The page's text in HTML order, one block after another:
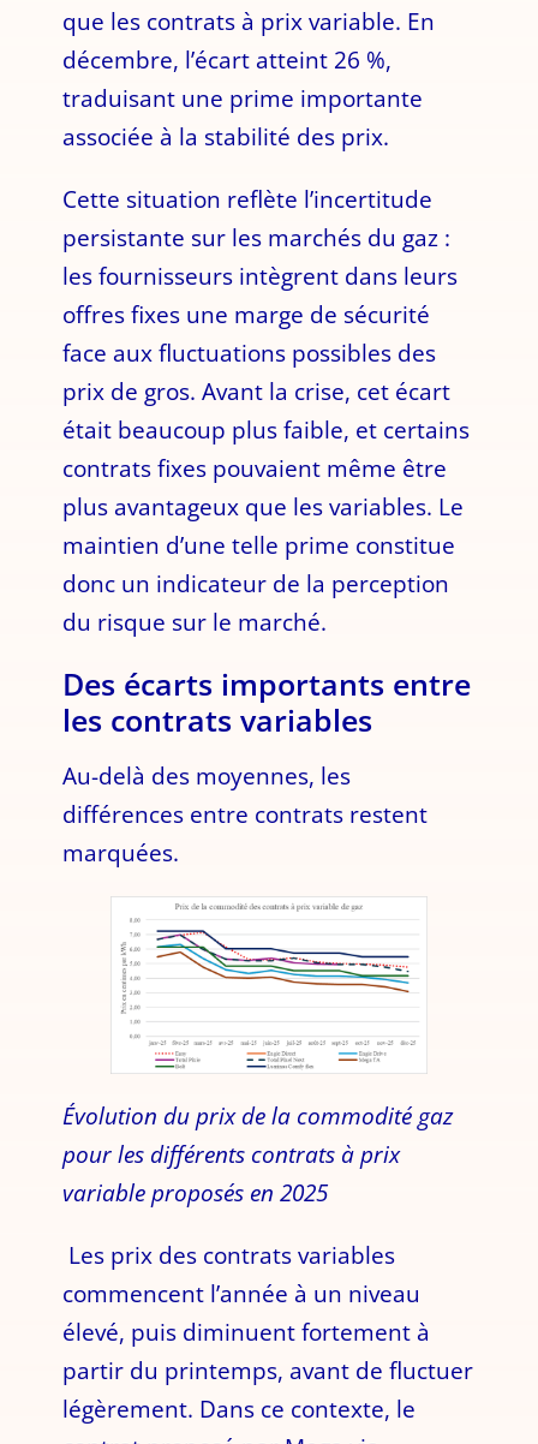
que les contrats à prix variable. En
décembre, l’écart atteint 26 %,
traduisant une prime importante
associée à la stabilité des prix.
Cette situation reflète l’incertitude
persistante sur les marchés du gaz :
les fournisseurs intègrent dans leurs
offres fixes une marge de sécurité
face aux fluctuations possibles des
prix de gros. Avant la crise, cet écart
était beaucoup plus faible, et certains
contrats fixes pouvaient même être
plus avantageux que les variables. Le
maintien d’une telle prime constitue
donc un indicateur de la perception
du risque sur le marché.
Des écarts importants entre
les contrats variables
Au-delà des moyennes, les
différences entre contrats restent
marquées.
Évolution du prix de la commodité gaz
pour les différents contrats à prix
variable proposés en 2025
Les prix des contrats variables
commencent l’année à un niveau
élevé, puis diminuent fortement à
partir du printemps, avant de fluctuer
légèrement. Dans ce contexte, le